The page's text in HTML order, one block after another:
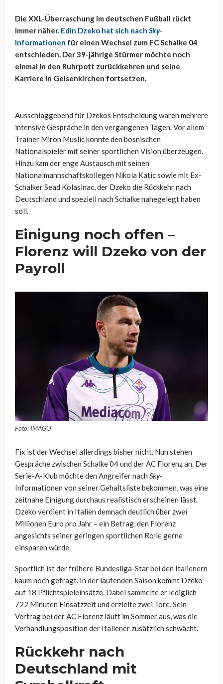
Die XXL-Überraschung im deutschen Fußball rückt
immer näher. Edin Dzeko hat sich nach Sky-
Informationen für einen Wechsel zum FC Schalke 04
entschieden. Der 39-jährige Stürmer möchte noch
einmal in den Ruhrpott zurückkehren und seine
Karriere in Gelsenkirchen fortsetzen.
Ausschlaggebend für Dzekos Entscheidung waren mehrere
intensive Gespräche in den vergangenen Tagen. Vor allem
Trainer Miron Muslic konnte den bosnischen
Nationalspieler mit seiner sportlichen Vision überzeugen.
Hinzu kam der enge Austausch mit seinen
Nationalmannschaftskollegen Nikola Katic sowie mit Ex-
Schalker Sead Kolasinac, der Dzeko die Rückkehr nach
Deutschland und speziell nach Schalke nahegelegt haben
soll.
Einigung noch offen –
Florenz will Dzeko von der
Payroll
Foto: IMAGO
Fix ist der Wechsel allerdings bisher nicht. Nun stehen
Gespräche zwischen Schalke 04 und der AC Florenz an. Der
Serie-A-Klub möchte den Angreifer nach Sky-
Informationen von seiner Gehaltsliste bekommen, was eine
zeitnahe Einigung durchaus realistisch erscheinen lässt.
Dzeko verdient in Italien demnach deutlich über zwei
Millionen Euro pro Jahr – ein Betrag, den Florenz
angesichts seiner geringen sportlichen Rolle gerne
einsparen würde.
Sportlich ist der frühere Bundesliga-Star bei den Italienern
kaum noch gefragt. In der laufenden Saison kommt Dzeko
auf 18 Pflichtspieleinsätze. Dabei sammelte er lediglich
722 Minuten Einsatzzeit und erzielte zwei Tore. Sein
Vertrag bei der AC Florenz läuft im Sommer aus, was die
Verhandlungsposition der Italiener zusätzlich schwächt.
Rückkehr nach
Deutschland mit